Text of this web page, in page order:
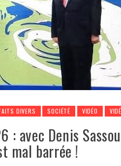
DIVERS SOCIÉTÉ VIDÉO
: avec Denis
mal barrée !